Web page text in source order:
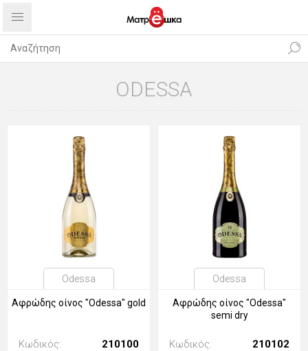
ODESSA
Odessa
Αφρώδης οίνος "Odessa" gold
Κωδικός: 210100
Odessa
Αφρώδης οίνος "Odessa"
semi dry
Κωδικός: 210102